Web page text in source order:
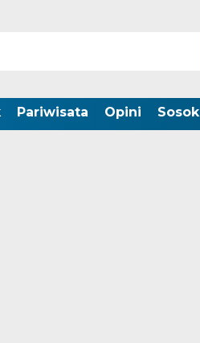
Pariwisata Opini Sosok